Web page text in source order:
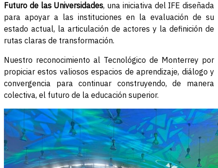
Futuro de las Universidades, una iniciativa del IFE diseñada
para apoyar a las instituciones en la evaluación de su
estado actual, la articulación de actores y la definición de
rutas claras de transformación.
Nuestro reconocimiento al Tecnológico de Monterrey por
propiciar estos valiosos espacios de aprendizaje, diálogo y
convergencia para continuar construyendo, de manera
colectiva, el futuro de la educación superior.